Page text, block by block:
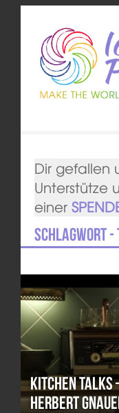
Dir gefallen
Unterstütze
einer
Schlagwort -
KITCHEN
Herbert